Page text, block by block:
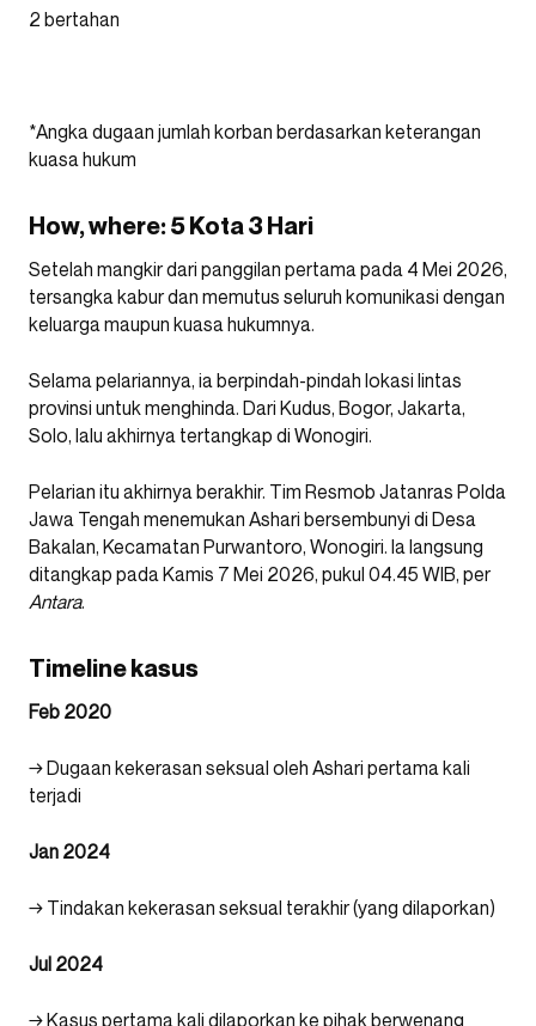
2 bertahan
*Angka dugaan jumlah korban berdasarkan keterangan
kuasa hukum
How, where: 5 Kota 3 Hari
Setelah mangkir dari panggilan pertama pada 4 Mei 2026,
tersangka kabur dan memutus seluruh komunikasi dengan
keluarga maupun kuasa hukumnya.
Selama pelariannya, ia berpindah-pindah lokasi lintas
provinsi untuk menghinda. Dari Kudus, Bogor, Jakarta,
Solo, lalu akhirnya tertangkap di Wonogiri.
Pelarian itu akhirnya berakhir. Tim Resmob Jatanras Polda
Jawa Tengah menemukan Ashari bersembunyi di Desa
Bakalan, Kecamatan Purwantoro, Wonogiri. Ia langsung
ditangkap pada Kamis 7 Mei 2026, pukul 04.45 WIB, per
Antara.
Timeline kasus
Feb 2020
→ Dugaan kekerasan seksual oleh Ashari pertama kali
terjadi
Jan 2024
→ Tindakan kekerasan seksual terakhir (yang dilaporkan)
Jul 2024
→ Kasus pertama kali dilaporkan ke pihak berwenang